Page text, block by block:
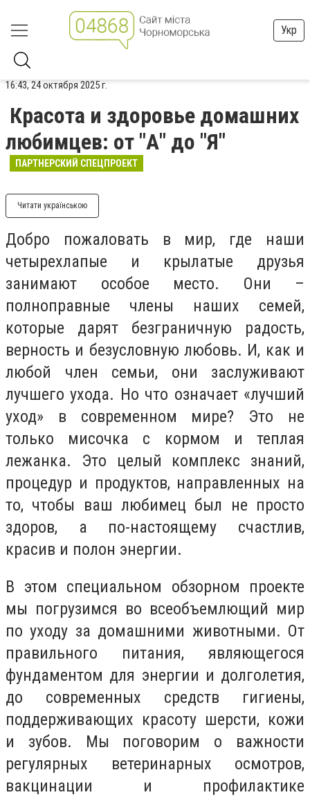
Укр
16:43, 24 октября 2025 г.
Красота и здоровье домашних
любимцев: от "А" до "Я"
ПАРТНЕРСКИЙ СПЕЦПРОЕКТ
Читати українською
Добро пожаловать в мир, где наши
четырехлапые и крылатые друзья
занимают особое место. Они –
полноправные члены наших семей,
которые дарят безграничную радость,
верность и безусловную любовь. И, как и
любой член семьи, они заслуживают
лучшего ухода. Но что означает «лучший
уход» в современном мире? Это не
только мисочка с кормом и теплая
лежанка. Это целый комплекс знаний,
процедур и продуктов, направленных на
то, чтобы ваш любимец был не просто
здоров, а по-настоящему счастлив,
красив и полон энергии.
В этом специальном обзорном проекте
мы погрузимся во всеобъемлющий мир
по уходу за домашними животными. От
правильного питания, являющегося
фундаментом для энергии и долголетия,
до современных средств гигиены,
поддерживающих красоту шерсти, кожи
и зубов. Мы поговорим о важности
регулярных ветеринарных осмотров,
вакцинации и профилактике